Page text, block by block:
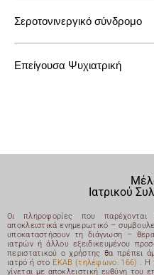
Σεροτονινεργικό σύνδρομο
Επείγουσα Ψυχιατρική
Ιατρικού
Οι πληροφορίες που
αποκλειστικά ενημερωτικό –
υποκαταστήσουν τη διάγνωση –
ιατρών ή άλλου εξειδικευμένου
περιστατικού ο χρήστης θα πρέπει
ιατρό ή στο ΕΚΑΒ (τηλέφωνο: 166) . Η
γίνεται με αποκλειστική ευθύνη του